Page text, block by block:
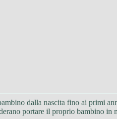
dalla nascita fino ai primi
portare il proprio bambino